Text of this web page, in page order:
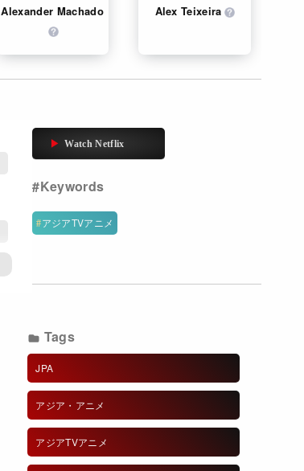
Alexander Machado Alex Teixeira
アジアTVアニメ
Tags
JPA
アジア・アニメ
アジアTVアニメ